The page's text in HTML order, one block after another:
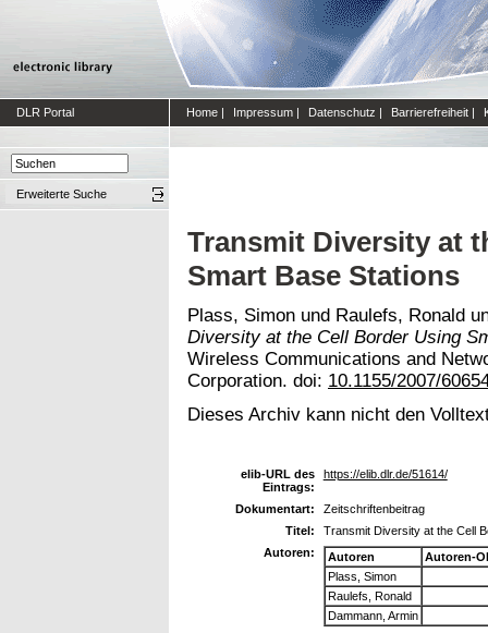
DLR Portal Home | Impressum | Datenschutz | Barrierefreiheit |
Erweiterte Suche
Transmit Diversity at
Smart Base Stations
Plass, Simon und Raulefs, Ronald
Diversity at the Cell Border Using
Wireless Communications and
Corporation. doi: 10.1155/2007/
Dieses Archiv kann nicht den
elib-URL des
Eintrags:
https://elib.dlr.de/51614/
Dokumentart:
Zeitschriftenbeitrag
Titel:
Transmit Diversity at the Cell
Autoren:
Autoren
Autoren-
Plass, Simon
Raulefs, Ronald
Dammann, Armin